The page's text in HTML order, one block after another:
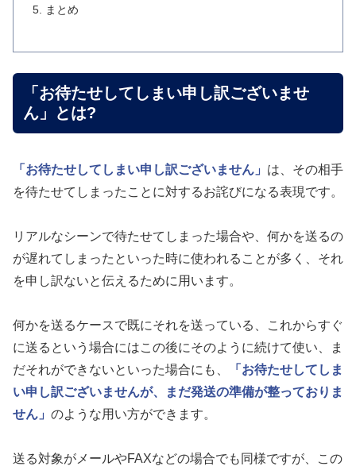
まとめ
「お待たせしてしまい申し訳ございませ
ん」とは?
「お待たせしてしまい申し訳ございません」 は、その相手
を待たせてしまったことに対するお詫びになる表現です。
リアルなシーンで待たせてしまった場合や、何かを送るの
が遅れてしまったといった時に使われることが多く、それ
を申し訳ないと伝えるために用います。
何かを送るケースで既にそれを送っている、これからすぐ
に送るという場合にはこの後にそのように続けて使い、ま
だそれができないといった場合にも、
「お待たせしてしま
い申し訳ございませんが、まだ発送の準備が整っておりま
せん」 のような用い方ができます。
送る対象がメールやFAXなどの場合でも同様ですが、この